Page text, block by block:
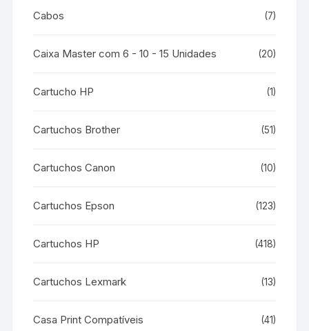
Cabos (7)
Caixa Master com 6 - 10 - 15 Unidades (20)
Cartucho HP (1)
Cartuchos Brother (51)
Cartuchos Canon (10)
Cartuchos Epson (123)
Cartuchos HP (418)
Cartuchos Lexmark (13)
Casa Print Compatíveis (41)